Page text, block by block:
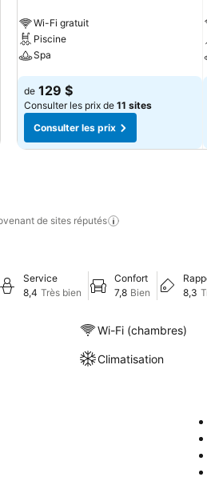
Wi-Fi gratuit
Piscine
Spa
Consulter les prix
de 129 $
Consulter les prix de 11 sites
Consulter les prix
de sites réputés
Service
8,4 Très bien
Confort
7,8 Bien
8,3
Wi-Fi (chambres)
Climatisation